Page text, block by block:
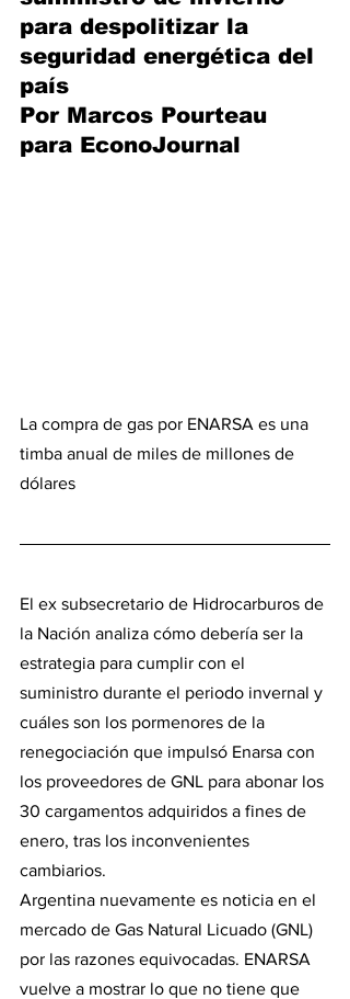
para despolitizar la
seguridad energética del
país
Por Marcos Pourteau
para EconoJournal
La compra de gas por ENARSA es una
timba anual de miles de millones de
dólares
El ex subsecretario de Hidrocarburos de
la Nación analiza cómo debería ser la
estrategia para cumplir con el
suministro durante el periodo invernal y
cuáles son los pormenores de la
renegociación que impulsó Enarsa con
los proveedores de GNL para abonar los
30 cargamentos adquiridos a fines de
enero, tras los inconvenientes
cambiarios.
Argentina nuevamente es noticia en el
mercado de Gas Natural Licuado (GNL)
por las razones equivocadas. ENARSA
vuelve a mostrar lo que no tiene que